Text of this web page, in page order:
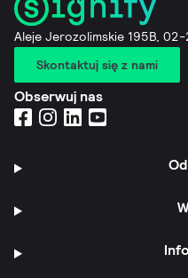
Aleje Jerozolimskie 195B,
Skontaktuj się z nami
Obserwuj nas